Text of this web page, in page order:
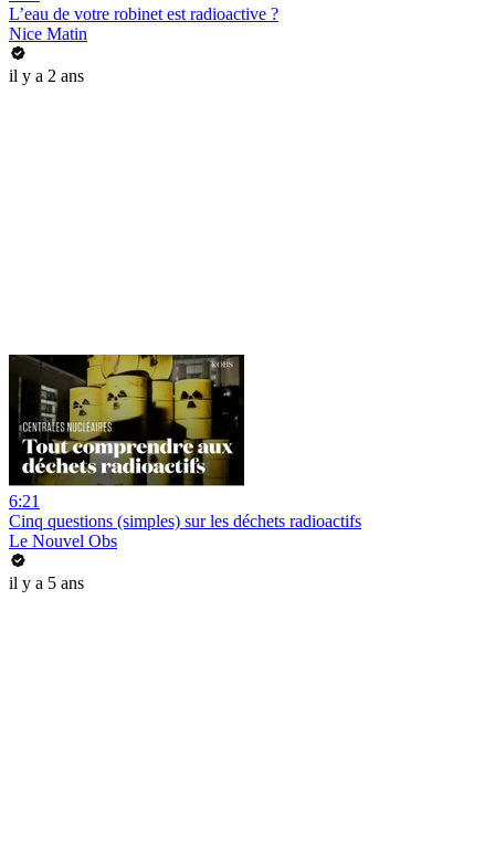
L’eau de votre robinet est radioactive ?
Nice Matin
il y a 2 ans
6:21
Cinq questions (simples) sur les déchets radioactifs
Le Nouvel Obs
il y a 5 ans